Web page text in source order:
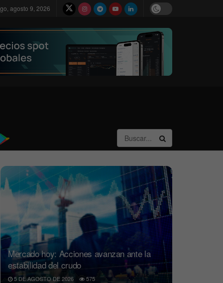
agosto 9, 2026
Mercado hoy: Acciones avanzan ante la
estabilidad del crudo
5 DE AGOSTO DE 2026 575